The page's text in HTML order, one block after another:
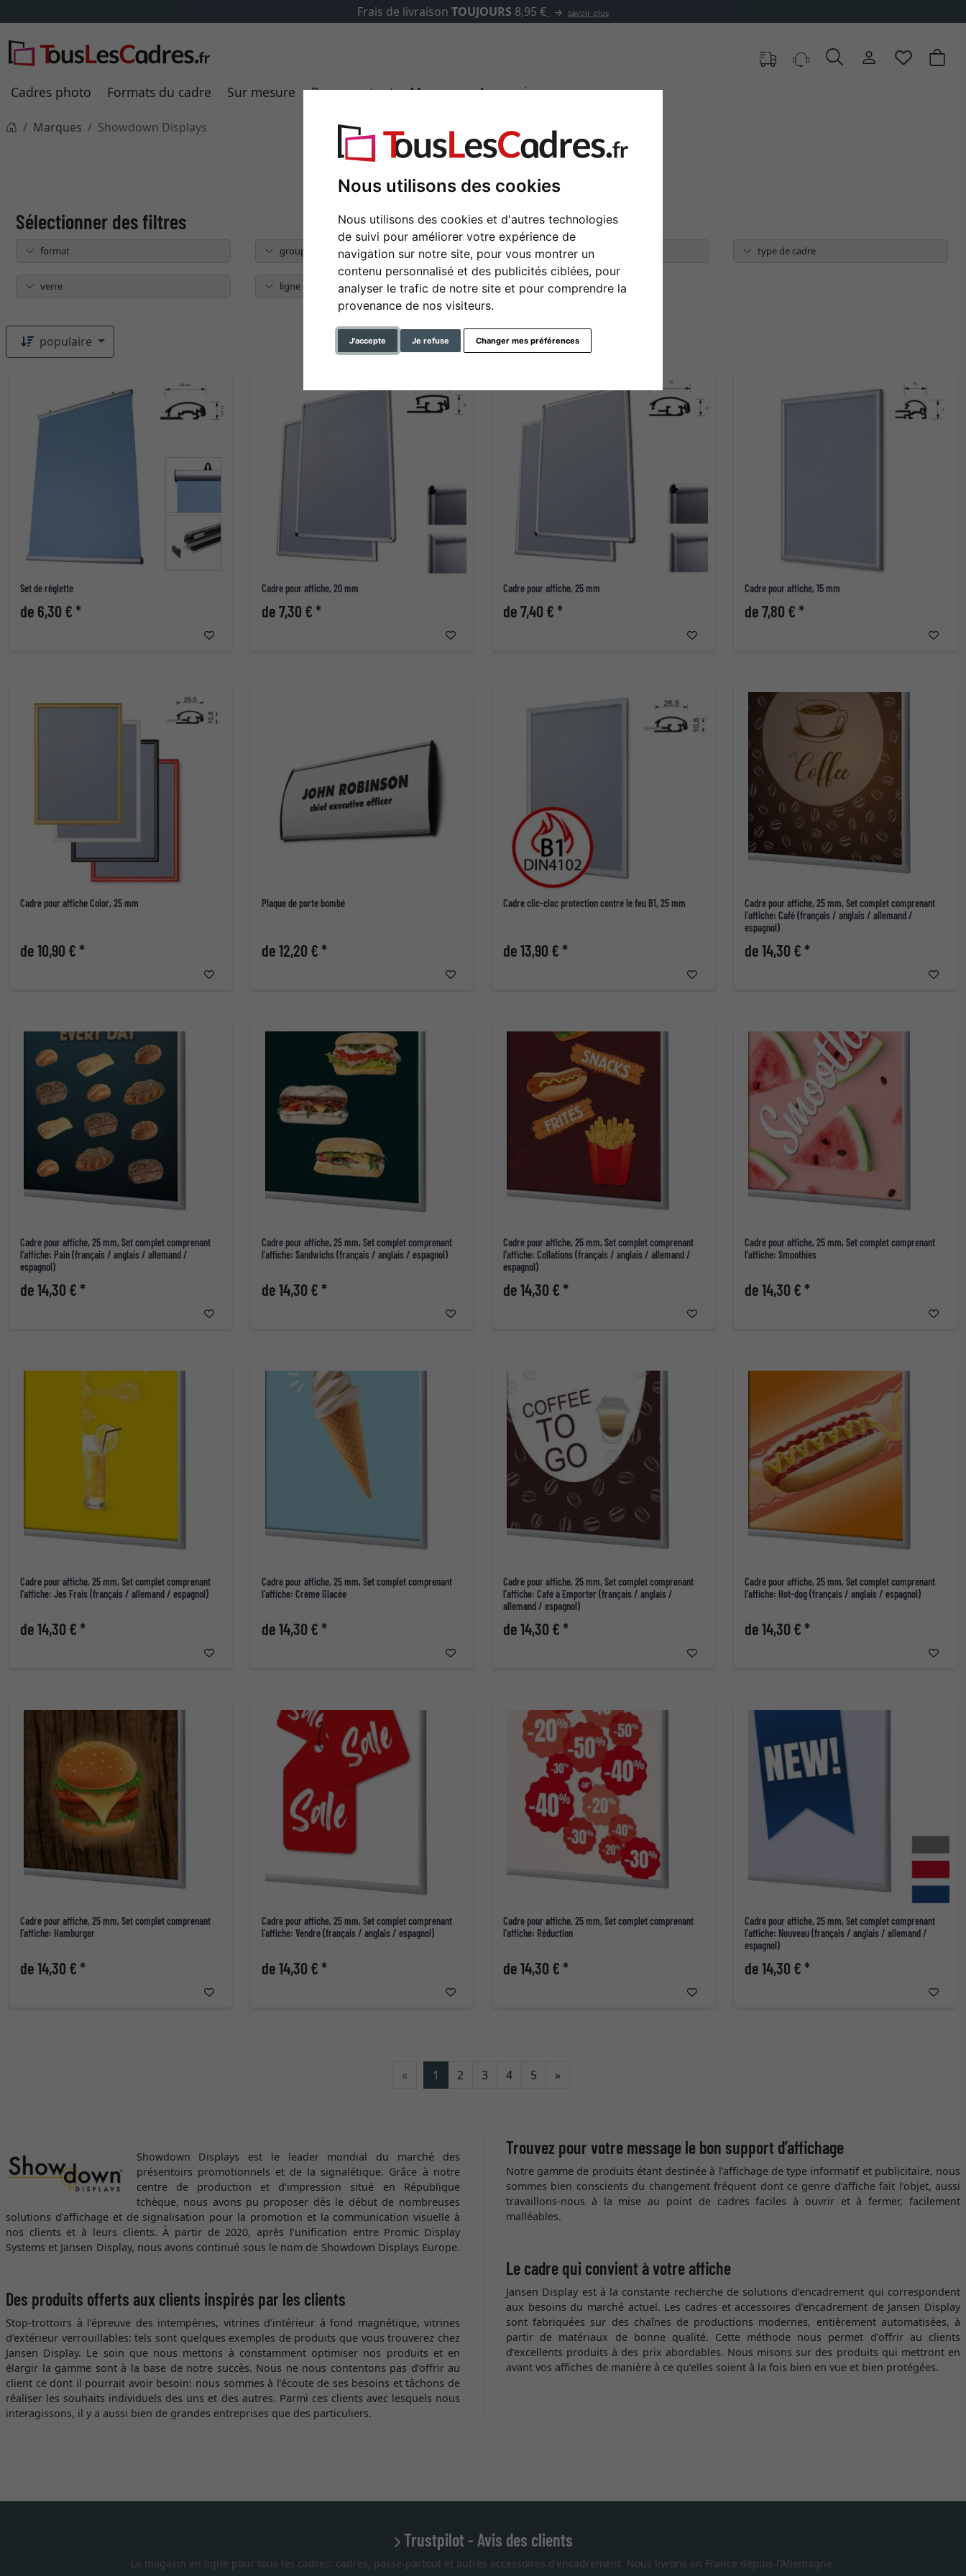
Nous utilisons des cookies
Nous utilisons des cookies et d'autres technologies
de suivi pour améliorer votre expérience de
navigation sur notre site, pour vous montrer un
contenu personnalisé et des publicités ciblées, pour
analyser le trafic de notre site et pour comprendre la
provenance de nos visiteurs.
J'accepte Je refuse Changer mes préférences
✓500 000 articles au choix
Cadres photo Formats du cadre Sur mesure Passe-partout Marques Accessoires
Marques Showdown Displays
Showdown Displays
Cadres de la marque Showdown Displays
format groupe de produits couleur type de cadre
verre ligne de produits
populaire
Set de réglette
de 6,30 € *
Cadre pour affiche, 20 mm
de 7,30 € *
Cadre pour affiche, 25 mm
de 7,40 € *
Cadre pour affiche, 15 mm
de 7,80 € *
Cadre pour affiche Color, 25 mm
de 10,90 € *
Plaque de porte bombé
de 12,20 € *
Cadre clic-clac protection contre le feu B1, 25 mm
de 13,90 € *
Cadre pour affiche, 25 mm, Set complet comprenant
l'affiche: Café (français / anglais / allemand /
espagnol)
de 14,30 € *
Cadre pour affiche, 25 mm, Set complet comprenant
l'affiche: Pain (français / anglais / allemand /
espagnol)
de 14,30 € *
Cadre pour affiche, 25 mm, Set complet comprenant
l'affiche: Sandwichs (français / anglais / espagnol)
de 14,30 € *
Cadre pour affiche, 25 mm, Set complet comprenant
l'affiche: Collations (français / anglais / allemand /
espagnol)
de 14,30 € *
Cadre pour affiche, 25 mm, Set complet comprenant
l'affiche: Smoothies
de 14,30 € *
Cadre pour affiche, 25 mm, Set complet comprenant
l'affiche: Jes Frais (français / allemand / espagnol)
de 14,30 € *
Cadre pour affiche, 25 mm, Set complet comprenant
l'affiche: Crème Glacée
de 14,30 € *
Cadre pour affiche, 25 mm, Set complet comprenant
l'affiche: Café à Emporter (français / anglais /
allemand / espagnol)
de 14,30 € *
Cadre pour affiche, 25 mm, Set complet comprenant
l'affiche: Hot-dog (français / anglais / espagnol)
de 14,30 € *
Cadre pour affiche, 25 mm, Set complet comprenant
l'affiche: Hamburger
de 14,30 € *
Cadre pour affiche, 25 mm, Set complet comprenant
l'affiche: Vendre (français / anglais / espagnol)
de 14,30 € *
Cadre pour affiche, 25 mm, Set complet comprenant
l'affiche: Réduction
de 14,30 € *
Cadre pour affiche, 25 mm, Set complet comprenant
l'affiche: Nouveau (français / anglais / allemand /
espagnol)
de 14,30 € *
« 1 2 3 4 5 »Continuer
Showdown Displays est le leader mondial du marché des
présentoirs promotionnels et de la signalétique. Grâce à notre
centre de production et d’impression situé en République
tchèque, nous avons pu proposer dès le début de nombreuses
solutions d’affichage et de signalisation pour la promotion et la communication visuelle à
nos clients et à leurs clients. À partir de 2020, après l’unification entre Promic Display
Systems et Jansen Display, nous avons continué sous le nom de Showdown Displays Europe.
Des produits offerts aux clients inspirés par les clients
Stop-trottoirs à l’épreuve des intempéries, vitrines d’intérieur à fond magnétique, vitrines
d’extérieur verrouillables: tels sont quelques exemples de produits que vous trouverez chez
Jansen Display. Le soin que nous mettons à constamment optimiser nos produits et en
élargir la gamme sont à la base de notre succès. Nous ne nous contentons pas d’offrir au
client ce dont il pourrait avoir besoin: nous sommes à l’écoute de ses besoins et tâchons de
réaliser les souhaits individuels des uns et des autres. Parmi ces clients avec lesquels nous
interagissons, il y a aussi bien de grandes entreprises que des particuliers.
Trouvez pour votre message le bon support d’affichage
Notre gamme de produits étant destinée à l’affichage de type informatif et publicitaire, nous
sommes bien conscients du changement fréquent dont ce genre d’affiche fait l’objet, aussi
travaillons-nous à la mise au point de cadres faciles à ouvrir et à fermer, facilement
malléables.
Le cadre qui convient à votre affiche
Jansen Display est à la constante recherche de solutions d’encadrement qui correspondent
aux besoins du marché actuel. Les cadres et accessoires d’encadrement de Jansen Display
sont fabriquées sur des chaînes de productions modernes, entièrement automatisées, à
partir de matériaux de bonne qualité. Cette méthode nous permet d’offrir au clients
d’excellents produits à des prix abordables. Nous misons sur des produits qui mettront en
avant vos affiches de manière à ce qu’elles soient à la fois bien en vue et bien protégées.
Trustpilot - Avis des clients
Le magasin en ligne pour tous les cadres: cadres, passe-partout et autres accessoires d'encadrement. Nous livrons en France depuis l'Allemagne.